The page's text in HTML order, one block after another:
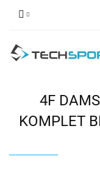
4F
KOMPLET